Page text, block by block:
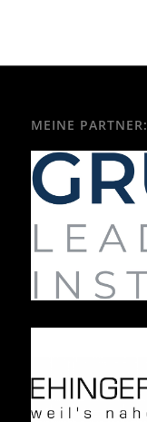
MEINE PARTNER: